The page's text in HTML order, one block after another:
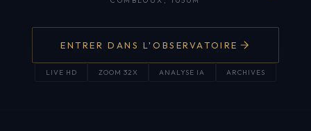
ENTRER DANS L'OBSERVATOIRE
LIVE HD ZOOM 32X ANALYSE IA ARCHIVES